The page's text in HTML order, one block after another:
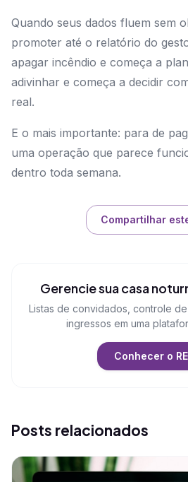
Quando seus dados fluem sem
promoter até o relatório do
apagar incêndio e começa a
adivinhar e começa a decidir
real.
E o mais importante: para de
uma operação que parece
dentro toda semana.
Compartilhar
Gerencie sua casa
Listas de convidados, controle
ingressos em uma
Conhecer o
Posts relacionados